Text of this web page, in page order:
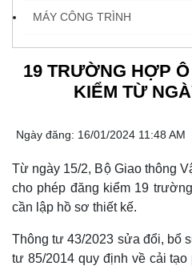
MÁY CÔNG TRÌNH
19 TRƯỜNG HỢP
KIỂM TỪ
Ngày đăng: 16/01/2024 11:48 AM
Từ ngày 15/2, Bộ Giao thông
cho phép đăng kiểm 19
cần lập hồ sơ thiết kế.
Thông tư 43/2023 sửa đổi, bổ
tư 85/2014 quy định về cải